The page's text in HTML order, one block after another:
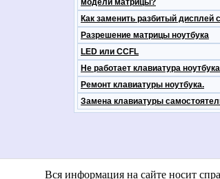
модели матрицы?
Как заменить разбитый дисплей
Разрешение матрицы ноутбука
LED или CCFL
Не работает клавиатура
Ремонт клавиатуры ноутбука.
Замена клавиатуры
Вся информация на сайте носит